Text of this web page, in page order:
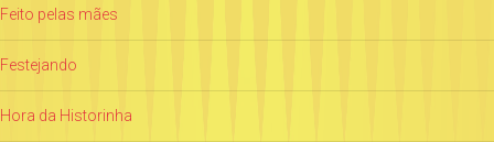
Feito pelas mães
Festejando
Hora da Historinha